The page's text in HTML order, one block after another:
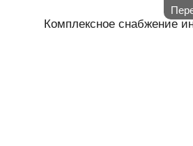
Комплексное снабжение